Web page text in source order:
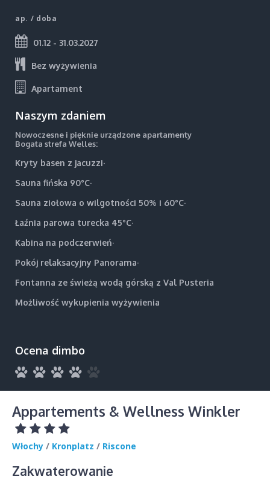
ap. / doba
01.12 - 31.03.2027
Bez wyżywienia
Apartament
Naszym zdaniem
Nowoczesne i pięknie urządzone apartamenty
Bogata strefa Welles:
Kryty basen z jacuzzi·
Sauna fińska 90°C·
Sauna ziołowa o wilgotności 50% i 60°C·
Łaźnia parowa turecka 45°C·
Kabina na podczerwień·
Pokój relaksacyjny Panorama·
Fontanna ze świeżą wodą górską z Val Pusteria
Możliwość wykupienia wyżywienia
Ocena dimbo
Appartements & Wellness Winkler
Włochy / Kronplatz / Riscone
Zakwaterowanie